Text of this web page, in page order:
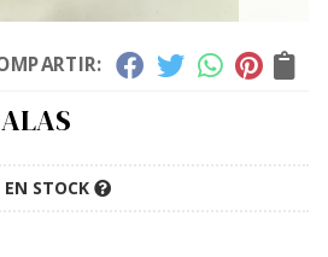
EN STOCK